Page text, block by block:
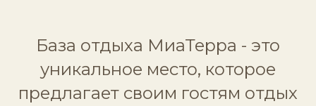
База отдыха МиаТерра - это
уникальное место, которое
предлагает своим гостям отдых